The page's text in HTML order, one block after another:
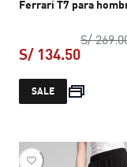
Ferrari T7 para
S/
S/ 134.50
precio
SALE